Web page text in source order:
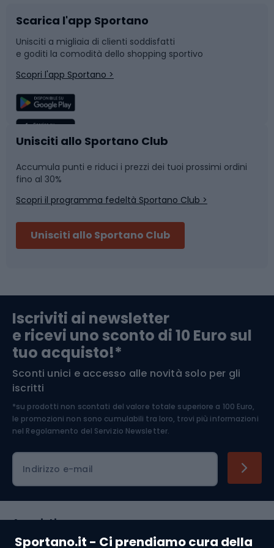
Sportano.it - Ci prendiamo cura della
Bushcraft
Corsa
Sport di squadra
Caschi da ciclismo
Skitouring
Abbigliamento da escursionismo
Slitte e slittini
Snowboard
Camminata nordica
Nuoto
Pattinaggio
Componenti per biciclette
Arrampicata
Medicina dello sport
Abbigliamento ciclistico
Scarica l'app Sportano
Unisciti a migliaia di clienti soddisfatti
e goditi la comodità dello shopping sportivo
Scopri l'app Sportano >
Unisciti allo Sportano Club
Accumula punti e riduci i prezzi dei tuoi prossimi ordini
fino al 30%
Scopri il programma fedeltà Sportano Club >
Unisciti allo Sportano Club
Iscriviti ai newsletter
e ricevi uno sconto di 10 Euro sul
tuo acquisto!*
Sconti unici e accesso alle novità solo per gli
iscritti
*su prodotti non scontati del valore totale superiore a 100 Euro,
le promozioni non sono cumulabili tra loro, trovi più informazioni
nel Regolamento del Servizio Newsletter.
Indirizzo e-mail
Acquisti